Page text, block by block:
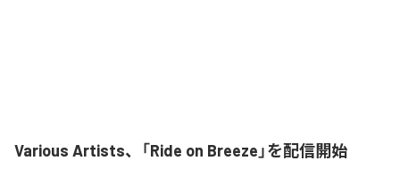
Various Artists、「Ride on Breeze」を配信開始